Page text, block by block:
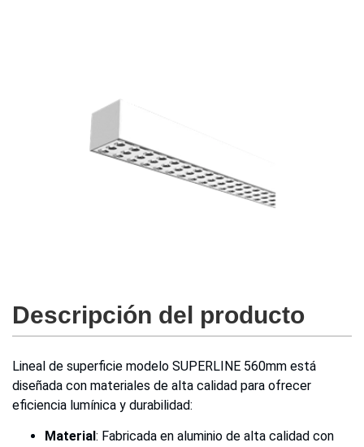
Descripción del producto
Lineal de superficie modelo SUPERLINE 560mm está
diseñada con materiales de alta calidad para ofrecer
eficiencia lumínica y durabilidad:
Material : Fabricada en aluminio de alta calidad con